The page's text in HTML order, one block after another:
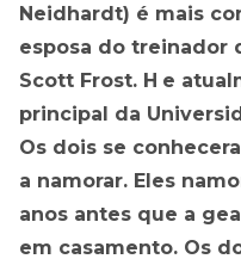
Neidhardt) é mais
esposa do treinador
Scott Frost. H e
principal da
Os dois se
a namorar. Eles
anos antes que a
em casamento. Os